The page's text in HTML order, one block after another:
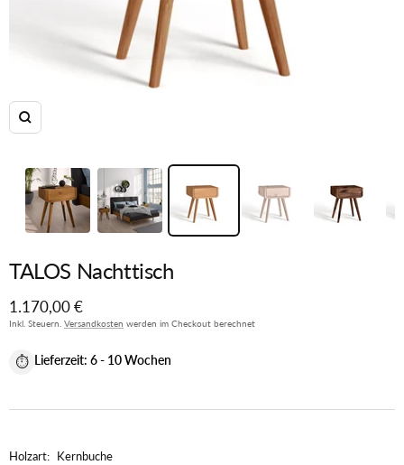
Zoom
TALOS Nachttisch
Angebotspreis
1.170,00 €
Inkl. Steuern. Versandkosten werden im Checkout berechnet
⏱ Lieferzeit: 6 - 10 Wochen
Holzart: Kernbuche